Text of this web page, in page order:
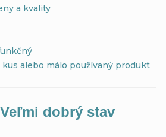
a kvality
kus alebo málo používaný produkt
dobrý stav